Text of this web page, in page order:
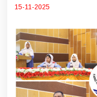
15-11-2025